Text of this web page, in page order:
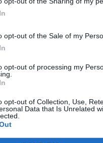
opt-out of the Sale of my
opt-out of processing my
opt-out of Collection, Use,
Data that Is Unrelated
ροή των ούρων
ουροδόχο
Ευτυχώς, υπάρχει